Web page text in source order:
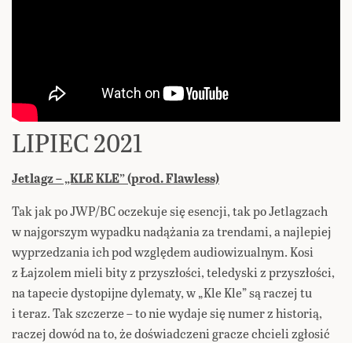
LIPIEC 2021
Jetlagz – „KLE KLE” (prod. Flawless)
Tak jak po JWP/BC oczekuje się esencji, tak po Jetlagzach
w najgorszym wypadku nadążania za trendami, a najlepiej
wyprzedzania ich pod względem audiowizualnym. Kosi
z Łajzolem mieli bity z przyszłości, teledyski z przyszłości,
na tapecie dystopijne dylematy, w „Kle Kle” są raczej tu
i teraz. Tak szczerze – to nie wydaje się numer z historią,
raczej dowód na to, że doświadczeni gracze chcieli zgłosić